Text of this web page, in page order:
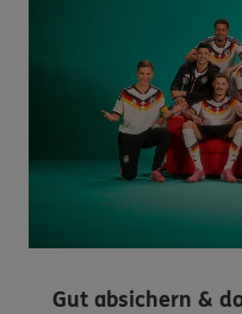
Gut absichern &